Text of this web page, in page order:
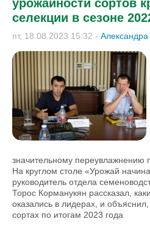
урожайности сортов
селекции в сезоне
пт, 18.08.2023 15:32 -
значительному переувлажнению
На круглом столе «Урожай
руководитель отдела
Торос Корманукян рассказал,
оказались в лидерах, и
сортах по итогам 2023 года